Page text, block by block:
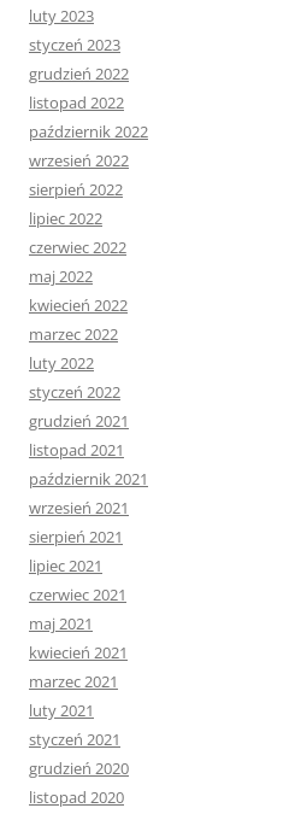
luty 2023
styczeń 2023
grudzień 2022
listopad 2022
październik 2022
wrzesień 2022
sierpień 2022
lipiec 2022
czerwiec 2022
maj 2022
kwiecień 2022
marzec 2022
luty 2022
styczeń 2022
grudzień 2021
listopad 2021
październik 2021
wrzesień 2021
sierpień 2021
lipiec 2021
czerwiec 2021
maj 2021
kwiecień 2021
marzec 2021
luty 2021
styczeń 2021
grudzień 2020
listopad 2020